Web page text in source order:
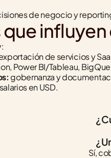
de negocio y
influyen
de servicios y
Power BI/Tableau,
gobernanza y
en USD.
Sí,